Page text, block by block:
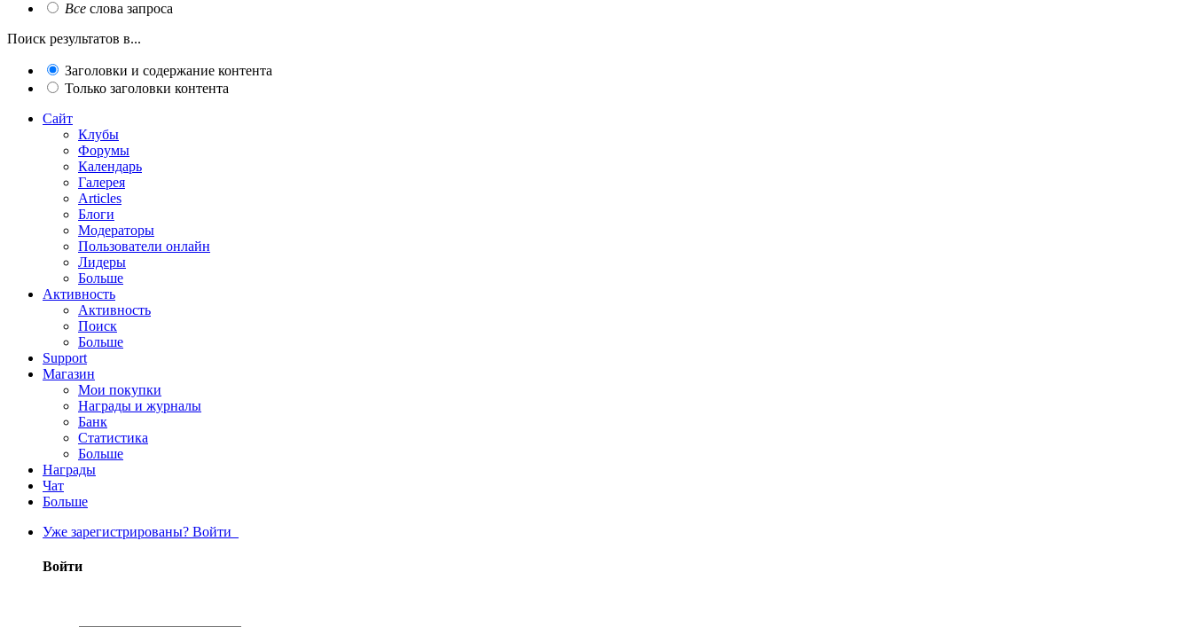
Все слова запроса
Поиск результатов в...
Заголовки и содержание контента
Только заголовки контента
Сайт
Клубы
Форумы
Календарь
Галерея
Articles
Блоги
Модераторы
Пользователи онлайн
Лидеры
Больше
Активность
Активность
Поиск
Больше
Support
Магазин
Мои покупки
Награды и журналы
Банк
Статистика
Больше
Награды
Чат
Больше
Уже зарегистрированы? Войти
Войти